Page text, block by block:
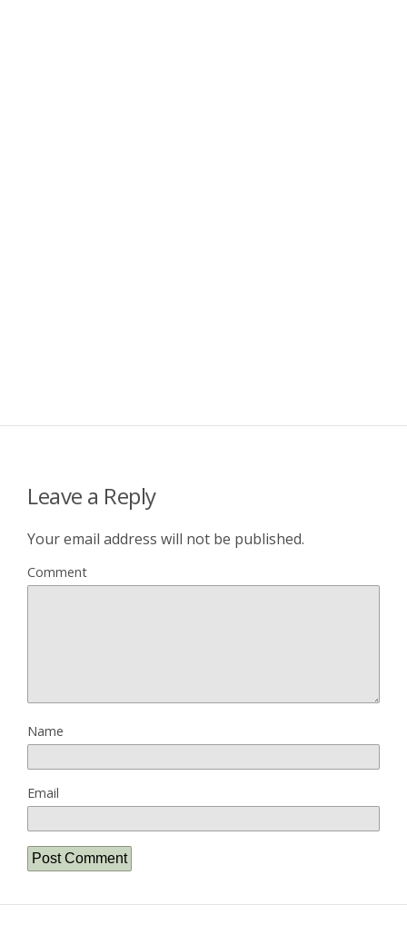
Leave a Reply
Your email address will not be published.
Comment
Name
Email